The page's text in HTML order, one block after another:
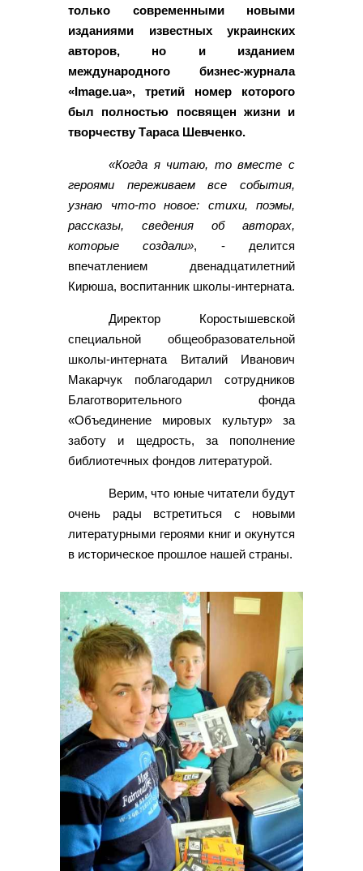
только современными новыми
изданиями известных украинских
авторов, но и изданием
международного бизнес-журнала
«Image.ua», третий номер которого
был полностью посвящен жизни и
творчеству Тараса Шевченко.
«Когда я читаю, то вместе с
героями переживаем все события,
узнаю что-то новое: стихи, поэмы,
рассказы, сведения об авторах,
которые создали», - делится
впечатлением двенадцатилетний
Кирюша, воспитанник школы-интерната.
Директор Коростышевской
специальной общеобразовательной
школы-интерната Виталий Иванович
Макарчук поблагодарил сотрудников
Благотворительного фонда
«Объединение мировых культур» за
заботу и щедрость, за пополнение
библиотечных фондов литературой.
Верим, что юные читатели будут
очень рады встретиться с новыми
литературными героями книг и окунутся
в историческое прошлое нашей страны.